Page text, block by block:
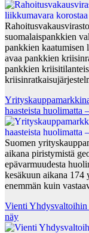
suomalaispankkien
pankkien kaatumisen
avaa pankkien
pankkien
haasteista huolimatta
Suomen
aikana piristymistä
epävarmuudesta
kesäkuun aikana 174
enemmän kuin
Vienti Yhdysvaltoihin
näy